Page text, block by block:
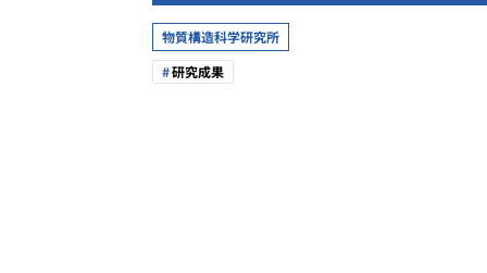
物質構造科学研究所
研究成果